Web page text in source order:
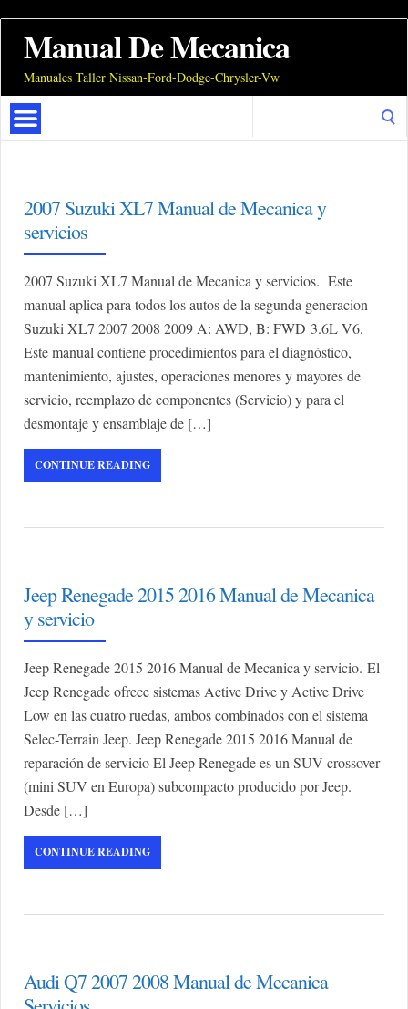
Manual De Mecanica
Manuales Taller Nissan-Ford-Dodge-Chrysler-Vw
2007 Suzuki XL7 Manual de Mecanica y
servicios
2007 Suzuki XL7 Manual de Mecanica y servicios. Este
manual aplica para todos los autos de la segunda generacion
Suzuki XL7 2007 2008 2009 A: AWD, B: FWD 3.6L V6.
Este manual contiene procedimientos para el diagnóstico,
mantenimiento, ajustes, operaciones menores y mayores de
servicio, reemplazo de componentes (Servicio) y para el
desmontaje y ensamblaje de […]
CONTINUE READING
Jeep Renegade 2015 2016 Manual de Mecanica
y servicio
Jeep Renegade 2015 2016 Manual de Mecanica y servicio. El
Jeep Renegade ofrece sistemas Active Drive y Active Drive
Low en las cuatro ruedas, ambos combinados con el sistema
Selec-Terrain Jeep. Jeep Renegade 2015 2016 Manual de
reparación de servicio El Jeep Renegade es un SUV crossover
(mini SUV en Europa) subcompacto producido por Jeep.
Desde […]
CONTINUE READING
Audi Q7 2007 2008 Manual de Mecanica